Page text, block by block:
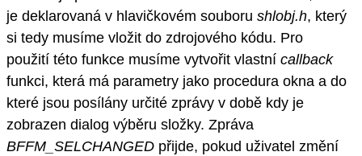
je deklarovaná v hlavičkovém souboru shlobj.h, který
si tedy musíme vložit do zdrojového kódu. Pro
použití této funkce musíme vytvořit vlastní callback
funkci, která má parametry jako procedura okna a do
které jsou posílány určité zprávy v době kdy je
zobrazen dialog výběru složky. Zpráva
BFFM_SELCHANGED přijde, pokud uživatel změní